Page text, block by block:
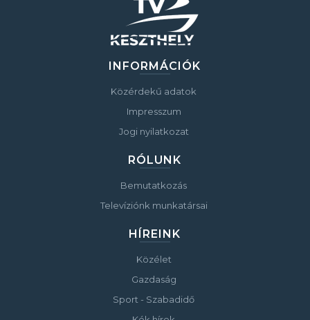
INFORMÁCIÓK
Közérdekű adatok
Impresszum
Jogi nyilatkozat
RÓLUNK
Bemutatkozás
Televíziónk munkatársai
HÍREINK
Közélet
Gazdaság
Sport - Szabadidő